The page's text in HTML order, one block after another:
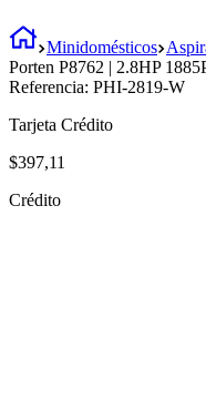
Minidomésticos
Porten P8762 | 2.8HP
Referencia: PHI-2819-W
Tarjeta Crédito
$397,11
Crédito